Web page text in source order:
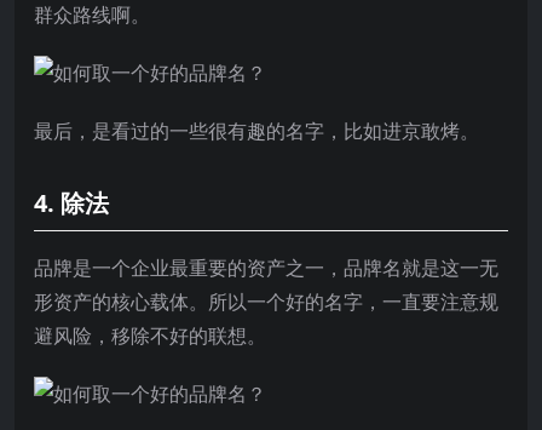
群众路线啊。
最后，是看过的一些很有趣的名字，比如进京敢烤。
4. 除法
品牌是一个企业最重要的资产之一，品牌名就是这一无
形资产的核心载体。所以一个好的名字，一直要注意规
避风险，移除不好的联想。